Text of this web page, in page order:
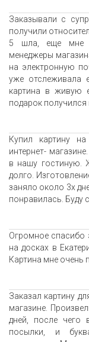
Заказывали с
получили
5 шла, еще мне
менеджеры
на электронную
уже отслеживала
картина в живую
подарок
Купил картину
интернет-
в нашу гостиную.
долго.
заняло около 3х
понравилась. Буду
Огромное спасибо
на досках в
Картина мне очень
Заказал картину
магазине.
дней, после чего
посылки, и